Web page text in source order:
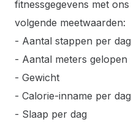
fitnessgegevens met
volgende meetwaarden:
- Aantal stappen per dag
- Aantal meters gelopen
- Gewicht
- Calorie-inname per dag
- Slaap per dag